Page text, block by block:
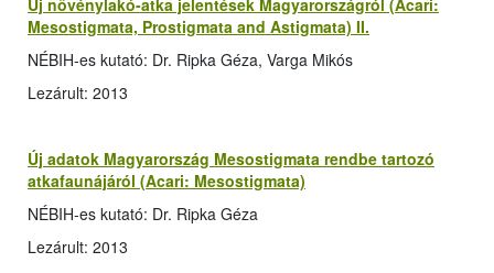
Új növénylakó-atka jelentések Magyarországról (Acari:
Mesostigmata, Prostigmata and Astigmata) II.
NÉBIH-es kutató: Dr. Ripka Géza, Varga Mikós
Lezárult: 2013
Új adatok Magyarország Mesostigmata rendbe tartozó
atkafaunájáról (Acari: Mesostigmata)
NÉBIH-es kutató: Dr. Ripka Géza
Lezárult: 2013